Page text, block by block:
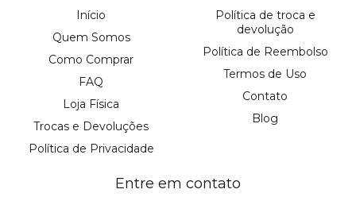
Início
Quem Somos
Como Comprar
FAQ
Loja Física
Trocas e Devoluções
Política de Privacidade
Política de troca e
devolução
Política de Reembolso
Termos de Uso
Contato
Blog
Entre em contato